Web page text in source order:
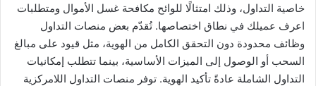
خاصية التداول، وذلك امتثالًا للوائح مكافحة غسل الأموال ومتطلبات
اعرف عميلك في نطاق اختصاصها. تُقدّم بعض منصات التداول
وظائف محدودة دون التحقق الكامل من الهوية، مثل قيود على مبالغ
السحب أو الوصول إلى الميزات الأساسية، بينما تتطلب إمكانيات
التداول الشاملة عادةً تأكيد الهوية. توفر منصات التداول اللامركزية